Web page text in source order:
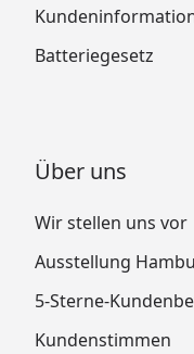
Batteriegesetz
Über uns
Wir stellen uns vor
Ausstellung
5-Sterne-
Kundenstimmen